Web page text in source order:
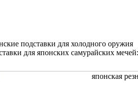
подставки для холодного оружия
для японских самурайских